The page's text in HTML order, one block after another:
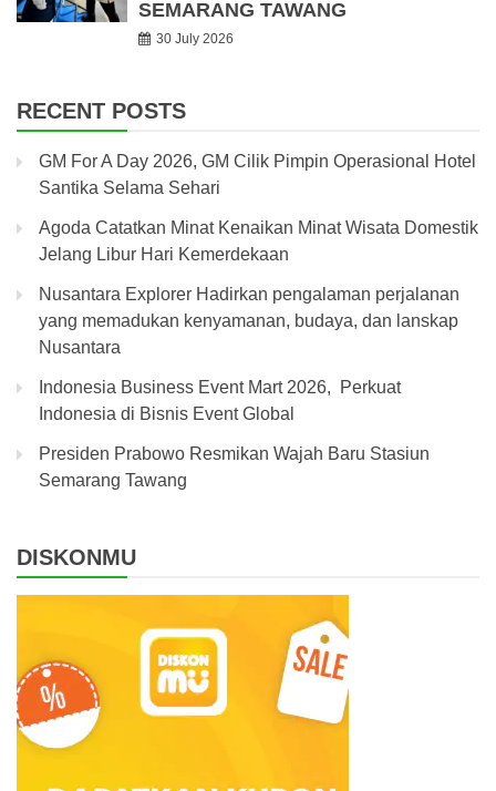
SEMARANG TAWANG
30 July 2026
RECENT POSTS
GM For A Day 2026, GM Cilik Pimpin Operasional Hotel
Santika Selama Sehari
Agoda Catatkan Minat Kenaikan Minat Wisata Domestik
Jelang Libur Hari Kemerdekaan
Nusantara Explorer Hadirkan pengalaman perjalanan
yang memadukan kenyamanan, budaya, dan lanskap
Nusantara
Indonesia Business Event Mart 2026, Perkuat
Indonesia di Bisnis Event Global
Presiden Prabowo Resmikan Wajah Baru Stasiun
Semarang Tawang
DISKONMU